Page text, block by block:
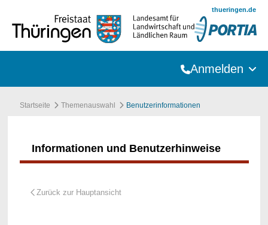
thueringen.de
Anmelden
Startseite Themenauswahl Benutzerinformationen
Informationen und Benutzerhinweise